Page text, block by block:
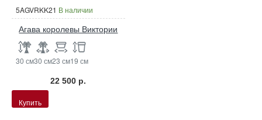
5AGVRKK21 В наличии
Агава королевы Виктории
30 см30 см23 см19 см
22 500 р.
Купить